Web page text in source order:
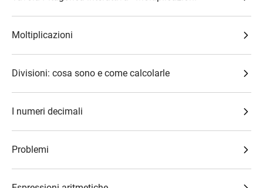
Moltiplicazioni
Divisioni: cosa sono e come calcolarle
I numeri decimali
Problemi